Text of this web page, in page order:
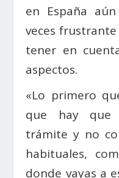
en España
veces
tener en
aspectos.
«Lo primero
que hay que
trámite y no
habituales,
donde vayas a